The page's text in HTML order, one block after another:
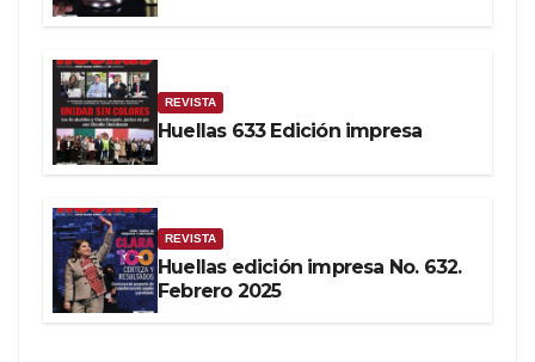
REVISTA
Huellas 633 Edición impresa
REVISTA
Huellas edición impresa No. 632.
Febrero 2025